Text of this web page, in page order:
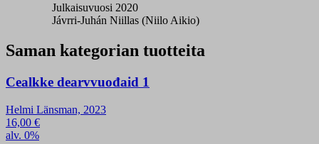
Julkaisuvuosi 2020
Jávrri-Juhán Niillas (Niilo Aikio)
Saman kategorian tuotteita
Cealkke dearvvuođaid 1
Helmi Länsman, 2023
16,00 €
alv. 0%